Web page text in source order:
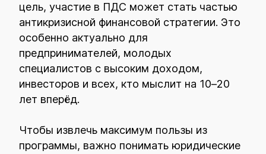
цель, участие в ПДС может стать частью
антикризисной финансовой стратегии. Это
особенно актуально для
предпринимателей, молодых
специалистов с высоким доходом,
инвесторов и всех, кто мыслит на 10–20
лет вперёд.
Чтобы извлечь максимум пользы из
программы, важно понимать юридические